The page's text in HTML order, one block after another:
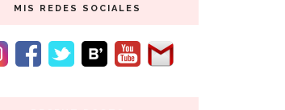
MIS REDES SOCIALES